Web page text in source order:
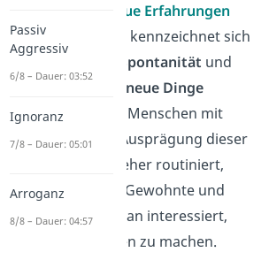
Offenheit für neue Erfahrungen
Diese Dimension kennzeichnet sich
durch
Spontanität und
die Bereitschaft, neue Dinge
auszuprobieren. Menschen mit
einer niedrigen Ausprägung dieser
Dimension sind eher routiniert,
bevorzugen das Gewohnte und
sind weniger daran interessiert,
neue Erfahrungen zu machen.
Passiv
Aggressiv
6/8 – Dauer: 03:52
Ignoranz
7/8 – Dauer: 05:01
Arroganz
8/8 – Dauer: 04:57